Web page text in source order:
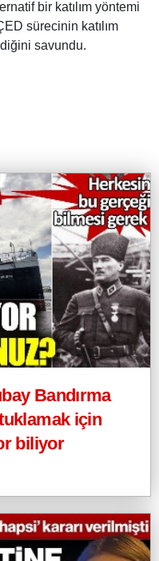
bir katılım yöntemi
sürecinin katılım
savundu.
Bandırma
için
biliyor